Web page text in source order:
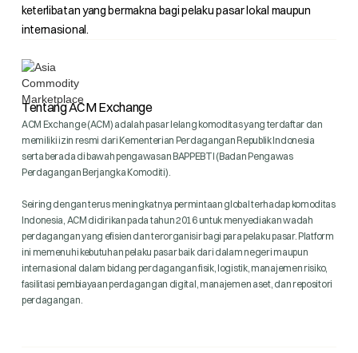
keterlibatan yang bermakna bagi pelaku pasar lokal maupun
internasional.
Tentang ACM Exchange
ACM Exchange (ACM) adalah pasar lelang komoditas yang terdaftar dan
memiliki izin resmi dari Kementerian Perdagangan Republik Indonesia
serta berada di bawah pengawasan BAPPEBTI (Badan Pengawas
Perdagangan Berjangka Komoditi).
Seiring dengan terus meningkatnya permintaan global terhadap komoditas
Indonesia, ACM didirikan pada tahun 2016 untuk menyediakan wadah
perdagangan yang efisien dan terorganisir bagi para pelaku pasar. Platform
ini memenuhi kebutuhan pelaku pasar baik dari dalam negeri maupun
internasional dalam bidang perdagangan fisik, logistik, manajemen risiko,
fasilitasi pembiayaan perdagangan digital, manajemen aset, dan repositori
perdagangan.